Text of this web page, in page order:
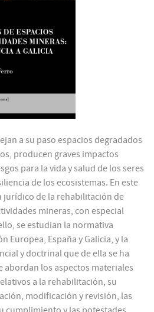
a su paso espacios degradados
producen graves impactos
para la vida y salud de los seres
de los ecosistemas. En este
jurídico de la rehabilitación de
mineras, con especial
se estudian la normativa
Europea, España y Galicia, y la
y doctrinal que de ella se ha
abordan los aspectos materiales
a la rehabilitación, su
modificación y revisión, las